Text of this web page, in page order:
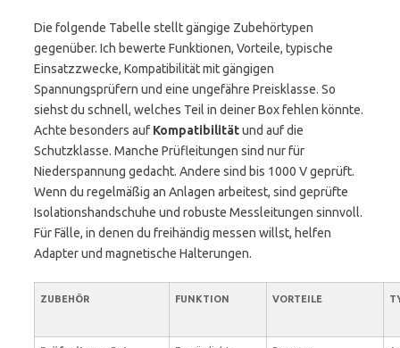
Die folgende Tabelle stellt gängige Zubehörtypen
gegenüber. Ich bewerte Funktionen, Vorteile, typische
Einsatzzwecke, Kompatibilität mit gängigen
Spannungsprüfern und eine ungefähre Preisklasse. So
siehst du schnell, welches Teil in deiner Box fehlen könnte.
Achte besonders auf Kompatibilitätund auf die
Schutzklasse. Manche Prüfleitungen sind nur für
Niederspannung gedacht. Andere sind bis 1000 V geprüft.
Wenn du regelmäßig an Anlagen arbeitest, sind geprüfte
Isolationshandschuhe und robuste Messleitungen sinnvoll.
Für Fälle, in denen du freihändig messen willst, helfen
Adapter und magnetische Halterungen.
ZUBEHÖR FUNKTION VORTEILE